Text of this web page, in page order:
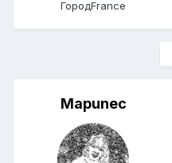
ГородFrance
Mapunec